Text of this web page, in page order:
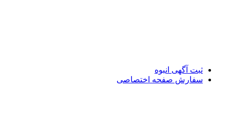
ثبت آگهی انبوه
سفارش صفحه اختصاصی